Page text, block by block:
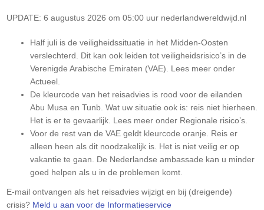
UPDATE: 6 augustus 2026 om 05:00 uur nederlandwereldwijd.nl
Half juli is de veiligheidssituatie in het Midden-Oosten
verslechterd. Dit kan ook leiden tot veiligheidsrisico’s in de
Verenigde Arabische Emiraten (VAE). Lees meer onder
Actueel.
De kleurcode van het reisadvies is rood voor de eilanden
Abu Musa en Tunb. Wat uw situatie ook is: reis niet hierheen.
Het is er te gevaarlijk. Lees meer onder Regionale risico’s.
Voor de rest van de VAE geldt kleurcode oranje. Reis er
alleen heen als dit noodzakelijk is. Het is niet veilig er op
vakantie te gaan. De Nederlandse ambassade kan u minder
goed helpen als u in de problemen komt.
Let
op:
E-mail ontvangen als het reisadvies wijzigt en bij (dreigende)
crisis? Meld u aan voor de Informatieservice